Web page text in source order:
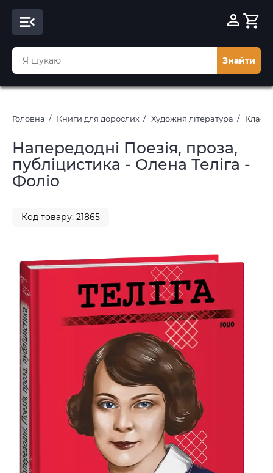
Знайти
Головна Книги для дорослих Художня література
Напередодні Поезія, проза,
публіцистика - Олена Теліга -
Фоліо
Код товару: 21865